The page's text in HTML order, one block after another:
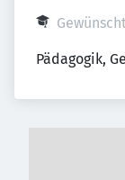
Pädagogik,